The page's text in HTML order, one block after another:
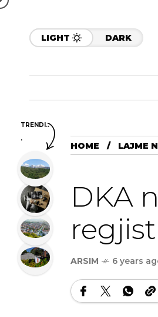
LIGHT DARK
HOME LAJME
DKA
ARSIM 6 years
TRENDI..
.